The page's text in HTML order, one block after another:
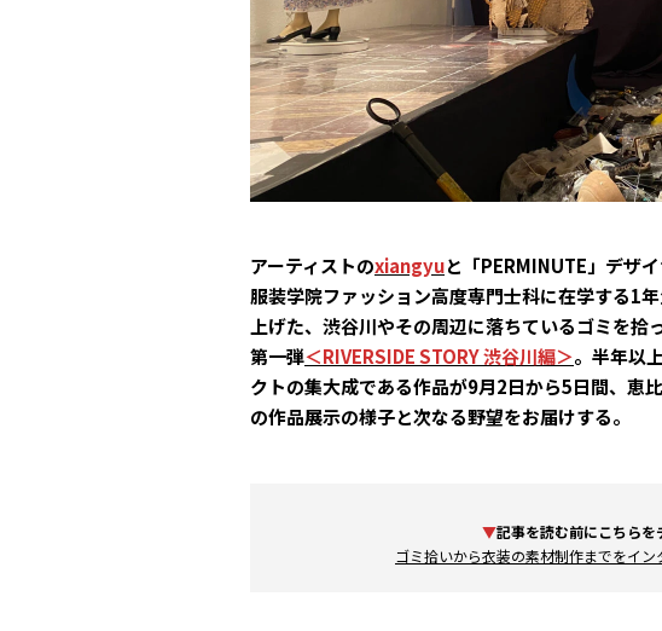
アーティストのxiangyuと「PERMINUTE」デザ
服装学院ファッション高度専門士科に在学する1
上げた、渋谷川やその周辺に落ちているゴミを拾
第一弾＜RIVERSIDE STORY 渋谷川編＞。半年以
クトの集大成である作品が9月2日から5日間、恵
の作品展示の様子と次なる野望をお届けする。
▼記事を読む前にこちらを
ゴミ拾いから衣装の素材制作までをイ